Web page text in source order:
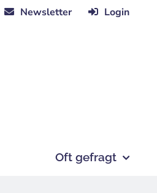
Newsletter Login
Oft gefragt